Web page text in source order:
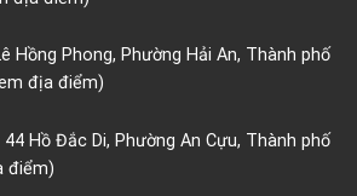
Hồng Phong, Phường Hải An, Thành phố
địa điểm)
44 Hồ Đắc Di, Phường An Cựu, Thành phố
điểm)